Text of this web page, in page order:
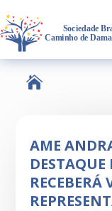

AME
RECEBERÁ